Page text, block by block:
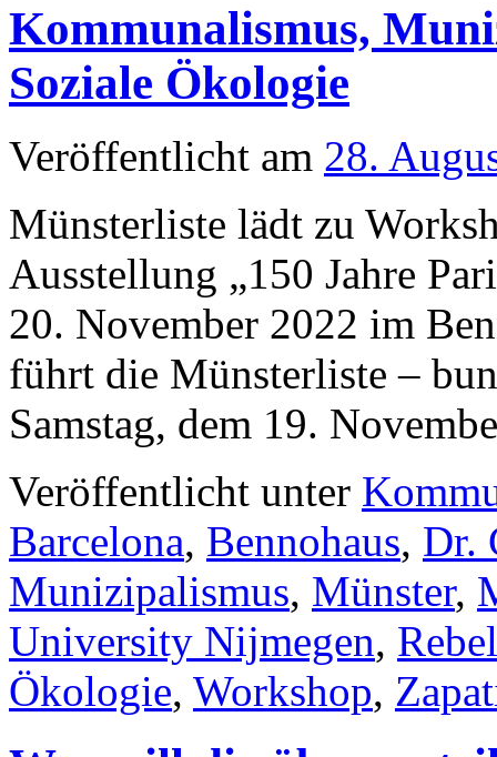
Kommunalismus,
Soziale Ökologie
Veröffentlicht am 28.
Münsterliste lädt zu
Ausstellung „150 Jahre
20. November 2022 im
führt die Münsterliste –
Samstag, dem 19.
Veröffentlicht unter
Barcelona, Bennohaus, Dr.
Munizipalismus, Münster,
University Nijmegen,
Ökologie, Workshop,